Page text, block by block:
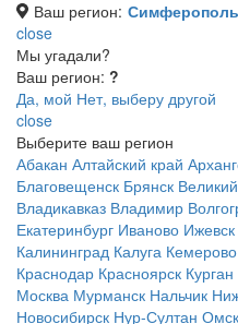
Ваш регион: Симферополь
close
Мы угадали?
Ваш регион: ?
Да, мой Нет, выберу другой
close
Выберите ваш регион
Абакан Алтайский край
Благовещенск Брянск
Владикавказ Владимир
Екатеринбург Иваново Ижевск
Калининград Калуга Кемерово
Краснодар Красноярск Курган
Москва Мурманск Нальчик
Новосибирск Нур-Султан Омск